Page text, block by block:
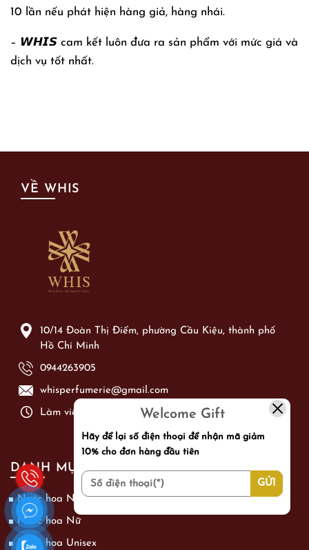
10 lần nếu phát hiện hàng giả, hàng nhái.
– 𝙒𝙃𝙄𝙎 cam kết luôn đưa ra sản phẩm với mức giá và
dịch vụ tốt nhất.
VỀ WHIS
10/14 Đoàn Thị Điểm, phường Cầu Kiệu, thành phố
Hồ Chí Minh
0944263905
whisperfumerie@gmail.com
Làm việc từ: Thứ 2 - Chủ Nhật từ 09h00 - 21h00
DANH MỤC SẢN PHẨM
Nước hoa Nam
Nước hoa Nữ
Nước hoa Unisex
Welcome Gift
Hãy để lại số điện thoại để nhận mã giảm
10% cho đơn hàng đầu tiên